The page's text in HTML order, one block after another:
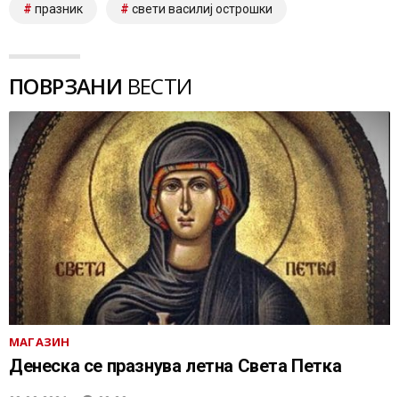
празник свети василиј острошки
ПОВРЗАНИ ВЕСТИ
МАГАЗИН
Денеска се празнува летна Света Петка